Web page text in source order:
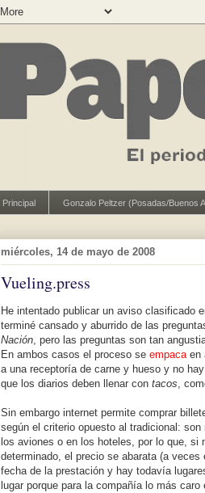
Principal Gonzalo Peltzer (Posadas/Buenos
miércoles, 14 de mayo de 2008
Vueling.press
He intentado publicar un aviso clasificado
terminé cansado y aburrido de las
Nación, pero las preguntas son tan
En ambos casos el proceso se empacaen
a una receptoría de carne y hueso y no
que los diarios deben llenar con tacos,
Sin embargo internet permite comprar
según el criterio opuesto al tradicional:
los aviones o en los hoteles, por lo que, si
determinado, el precio se abarata (a
fecha de la prestación y hay todavía
lugar porque para la compañía lo más